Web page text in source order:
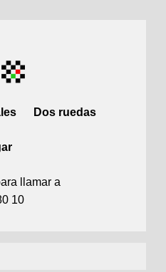
Dos ruedas
llamar a
10